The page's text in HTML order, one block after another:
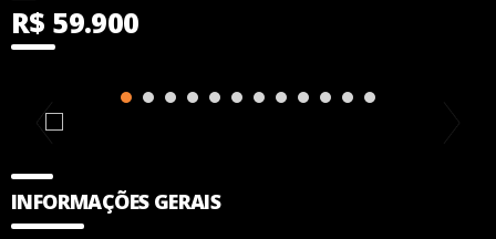
R$ 59.900
INFORMAÇÕES GERAIS